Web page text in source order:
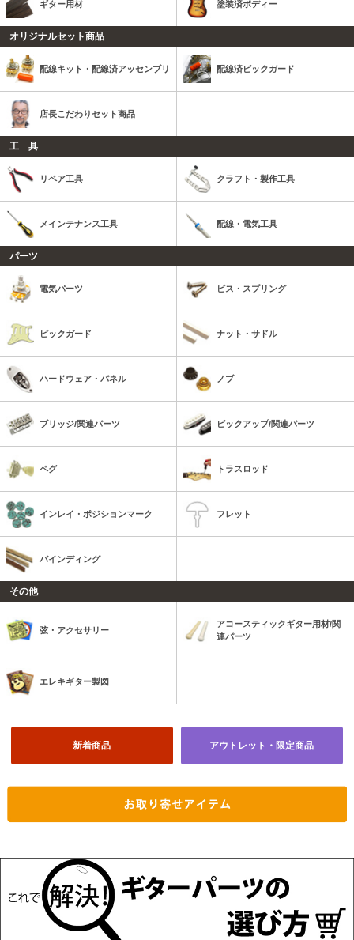
ギター用材 塗装済ボディー
オリジナルセット商品
配線キット・配線済アッセンブリ 配線済ピックガード
店長こだわりセット商品
工 具
リペア工具 クラフト・製作工具
メインテナンス工具 配線・電気工具
パーツ
電気パーツ ビス・スプリング
ピックガード ナット・サドル
ハードウェア・パネル ノブ
ブリッジ/関連パーツ ピックアップ/関連パーツ
ペグ トラスロッド
インレイ・ポジションマーク フレット
バインディング
その他
弦・アクセサリー
アコースティックギター用材/関
連パーツ
エレキギター製図
新着商品 アウトレット・限定商品